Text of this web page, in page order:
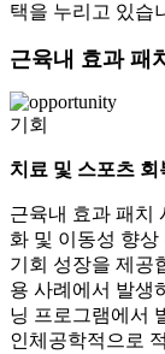
택을 누리고 있습
근육내 효과 패
기회
치료 및 스포츠
근육내 효과 패치
화 및 이동성 향
기회 성장을 제공
용 사례에서 발생
닝 프로그램에서
인체공학적으로